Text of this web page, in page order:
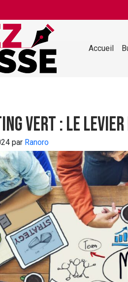
Accueil
vert : le
par Ranoro